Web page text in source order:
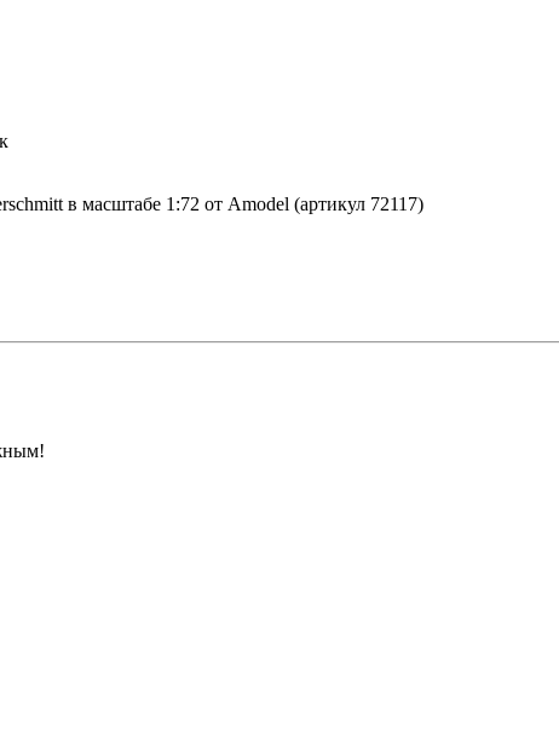
в масштабе 1:72 от Amodel (артикул 72117)